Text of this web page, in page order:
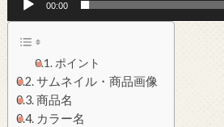
00:00
ポイント
サムネイル・商品画像
商品名
カラー名